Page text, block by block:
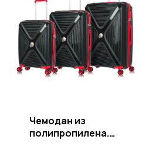
Чемодан из
полипропилена.